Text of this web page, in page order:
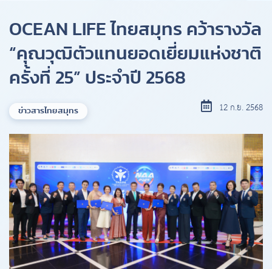
OCEAN LIFE ไทยสมุทร คว้ารางวัล
“คุณวุฒิตัวแทนยอดเยี่ยมแห่งชาติ
ครั้งที่ 25” ประจำปี 2568
ข่าวสารไทยสมุทร 12 ก.ย. 2568